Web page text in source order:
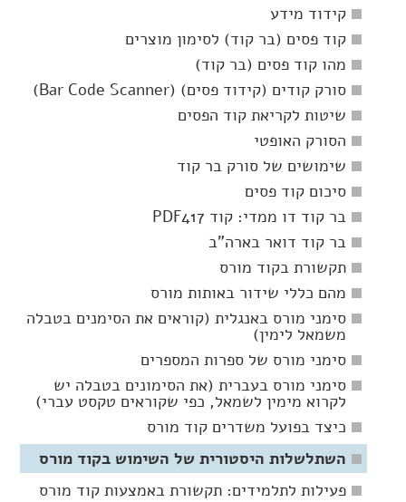
קידוד מידע
קוד פסים (בר קוד) לסימון מוצרים
מהו קוד פסים (בר קוד)
סורק קודים (קידוד פסים) (Bar Code Scanner)
שיטות לקריאת קוד הפסים
הסורק האופטי
שימושים של סורק בר קוד
סיכום קוד פסים
בר קוד דו ממדי: קוד PDF417
בר קוד דואר בארה"ב
תקשורת בקוד מורס
מהם כללי שידור באותות מורס
סימני מורס באנגלית (קוראים את הסימנים בטבלה
משמאל לימין)
סימני מורס של ספרות המספרים
סימני מורס בעברית (את הסימונים בטבלה יש
לקרוא מימין לשמאל, כפי שקוראים טקסט עברי)
כיצד בפועל משדרים קוד מורס
השתלשלות היסטורית של השימוש בקוד מורס
פעילות לתלמידים: תקשורת באמצעות קוד מורס